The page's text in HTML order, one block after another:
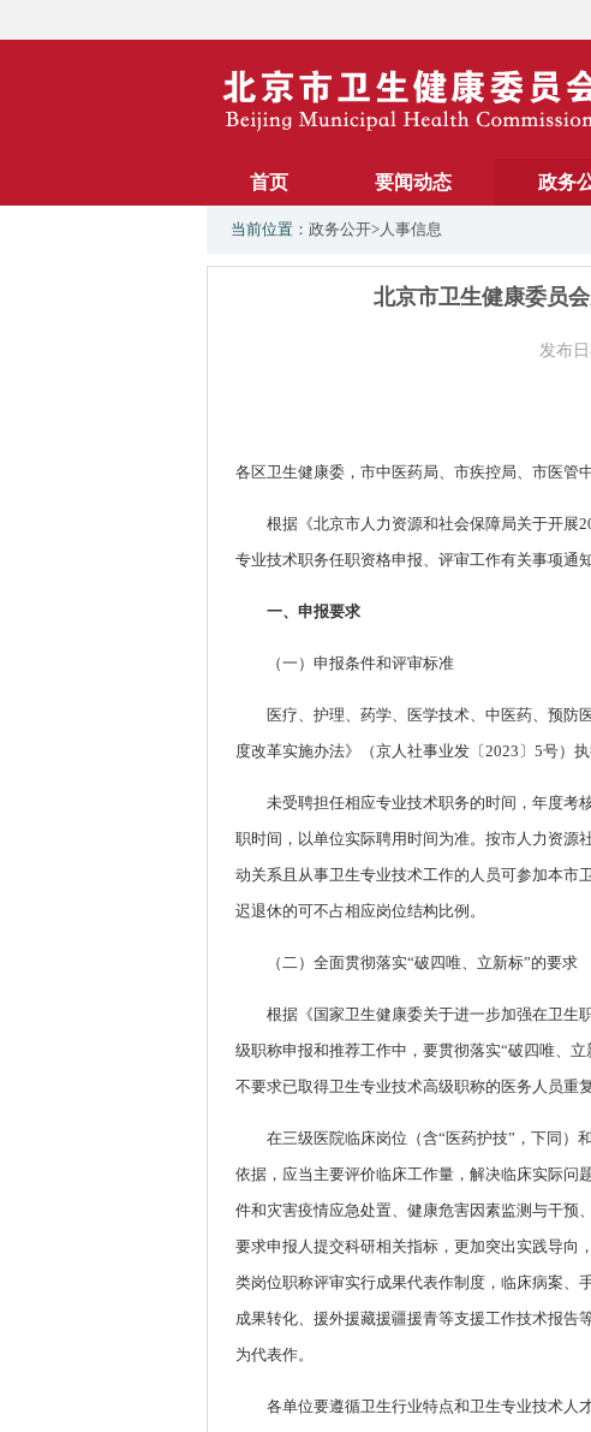
首页 要闻动态 政务
当前位置： 政务公开>人事信息
北京市卫生健康委员
发布
各区卫生健康委，市中医药局、市疾控局、市医管
根据《北京市人力资源和社会保障局关于开展
专业技术职务任职资格申报、评审工作有关事项通
一、申报要求
（一）申报条件和评审标准
医疗、护理、药学、医学技术、中医药、预防
度改革实施办法》（京人社事业发〔2023〕5号）执
未受聘担任相应专业技术职务的时间，年度考
职时间，以单位实际聘用时间为准。按市人力资源
动关系且从事卫生专业技术工作的人员可参加本市
迟退休的可不占相应岗位结构比例。
（二）全面贯彻落实“破四唯、立新标”的要求
根据《国家卫生健康委关于进一步加强在卫生
级职称申报和推荐工作中，要贯彻落实“破四唯、
不要求已取得卫生专业技术高级职称的医务人员重
在三级医院临床岗位（含“医药护技”，下同）
依据，应当主要评价临床工作量，解决临床实际问
件和灾害疫情应急处置、健康危害因素监测与干预
要求申报人提交科研相关指标，更加突出实践导向
类岗位职称评审实行成果代表作制度，临床病案、
成果转化、援外援藏援疆援青等支援工作技术报告
为代表作。
各单位要遵循卫生行业特点和卫生专业技术人